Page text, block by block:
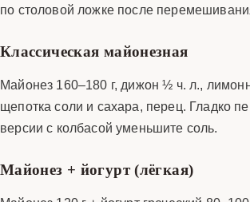
по столовой ложке после
Классическая майонезная
Майонез 160–180 г, дижон ½ ч. л.,
щепотка соли и сахара, перец. Гладко
версии с колбасой уменьшите соль.
Майонез + йогурт (лёгкая)